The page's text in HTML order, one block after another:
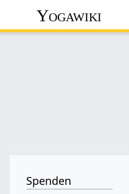
Yogawiki
Spenden